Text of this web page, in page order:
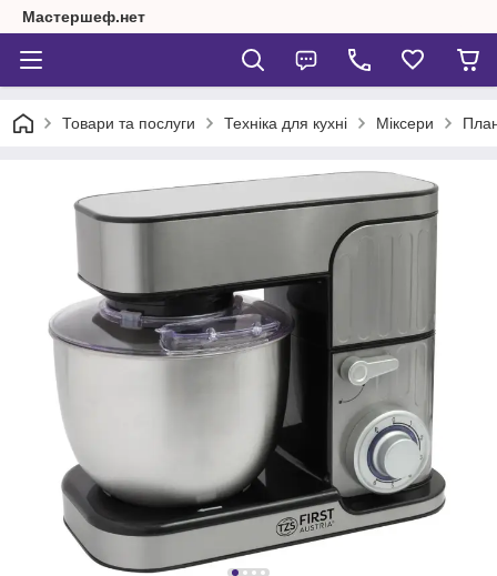
Мастершеф.нет
Товари та послуги Техніка для кухні Міксери